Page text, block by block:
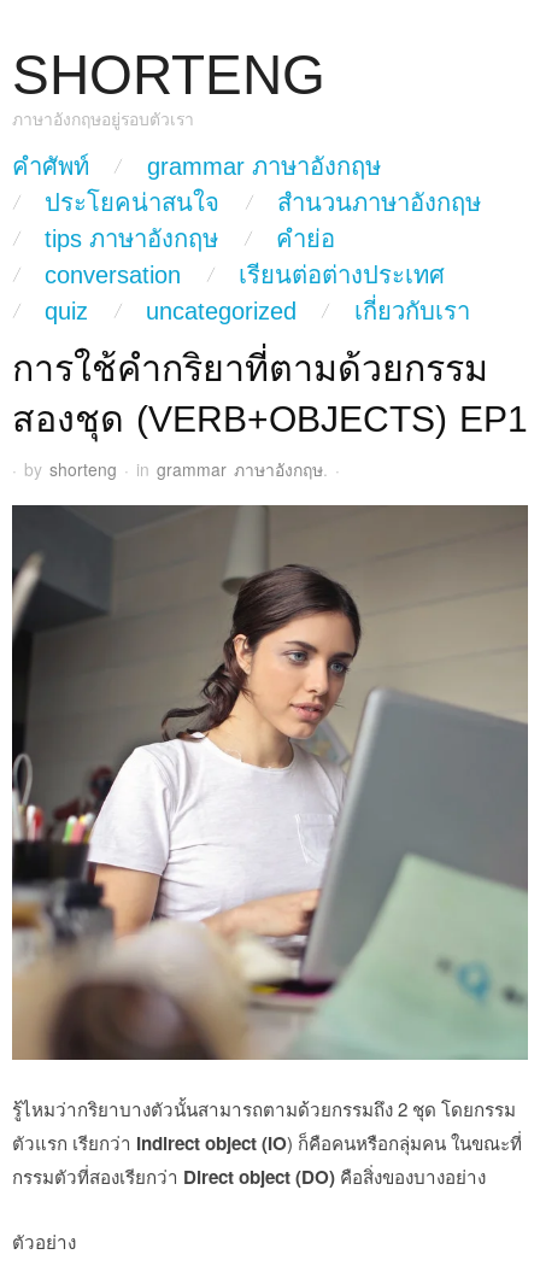
SHORTENG
ภาษาอังกฤษอยู่รอบตัวเรา
Main Menu
skip to content
คำศัพท์
grammar ภาษาอังกฤษ
ประโยคน่าสนใจ
สำนวนภาษาอังกฤษ
tips ภาษาอังกฤษ
คำย่อ
conversation
เรียนต่อต่างประเทศ
quiz
uncategorized เกี่ยวกับเรา
การใช้คำกริยาที่ตามด้วยกรรม
สองชุด (VERB+OBJECTS) EP1
· by shorteng · in grammar ภาษาอังกฤษ. ·
รู้ไหมว่ากริยาบางตัวนั้นสามารถตามด้วยกรรมถึง 2 ชุด โดยกรรม
ตัวแรก เรียกว่า Indirect object (IO) ก็คือคนหรือกลุ่มคน ในขณะที่
กรรมตัวที่สองเรียกว่า Direct object (DO) คือสิ่งของบางอย่าง
ตัวอย่าง